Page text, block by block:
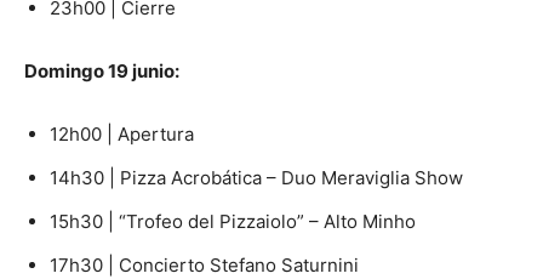
23h00 | Cierre
Domingo 19 junio:
12h00 | Apertura
14h30 | Pizza Acrobática – Duo Meraviglia Show
15h30 | “Trofeo del Pizzaiolo” – Alto Minho
17h30 | Concierto Stefano Saturnini